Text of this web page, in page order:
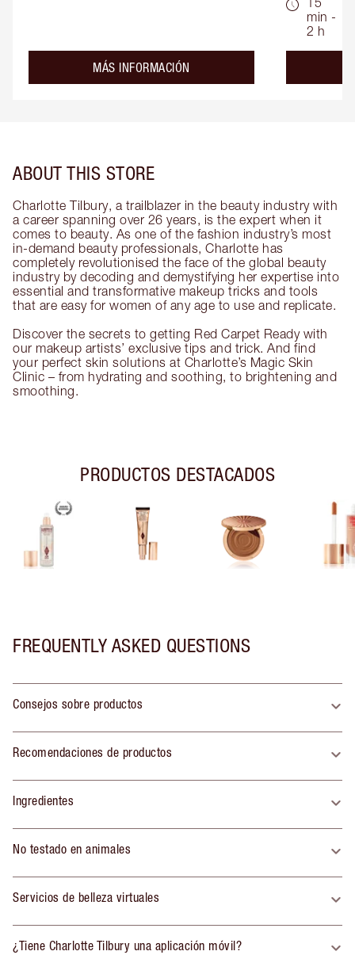
MÁS INFORMACIÓN
min -
2 h
ABOUT THIS STORE
Charlotte Tilbury, a trailblazer in the beauty industry with
a career spanning over 26 years, is the expert when it
comes to beauty. As one of the fashion industry’s most
in-demand beauty professionals, Charlotte has
completely revolutionised the face of the global beauty
industry by decoding and demystifying her expertise into
essential and transformative makeup tricks and tools
that are easy for women of any age to use and replicate.
Discover the secrets to getting Red Carpet Ready with
our makeup artists’ exclusive tips and trick. And find
your perfect skin solutions at Charlotte’s Magic Skin
Clinic – from hydrating and soothing, to brightening and
smoothing.
PRODUCTOS DESTACADOS
FREQUENTLY ASKED QUESTIONS
Consejos sobre productos
Recomendaciones de productos
Ingredientes
No testado en animales
Servicios de belleza virtuales
¿Tiene Charlotte Tilbury una aplicación móvil?